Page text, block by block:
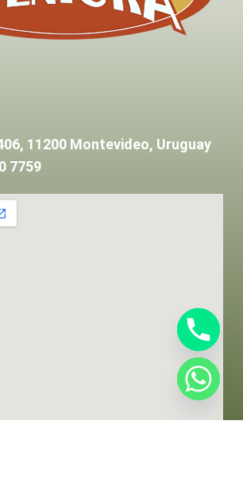
11200 Montevideo, Uruguay
7759